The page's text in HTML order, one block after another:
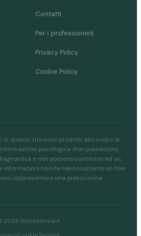
Contatti
Per i professionisti
Privacy Policy
Cookie Policy
questo sito sono prodotti allo scopo di
psicologica. Non possiedono
e non possono sostituirsi ad un
informazioni fornite hanno soltanto un fine
rappresentare una prescrizione
2026 NienteAnsia.it